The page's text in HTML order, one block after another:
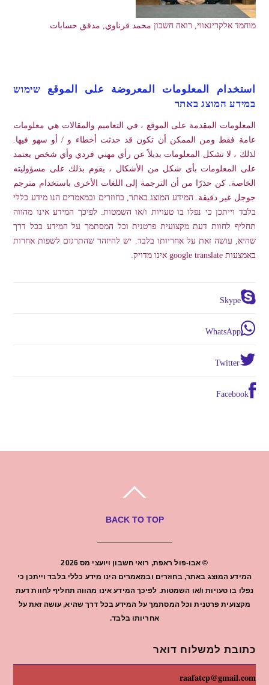
מוחמד אלקרינאווי, רואה חשבון محمد قرناوي, مدقق حسابات
استخدام المعلومات المعروضة على الموقع שימוש
במידע המוצג באתר
المعلومات المقدمة على الموقع ، في التعاميم والمقالات هي معلومات
عامة فقط ومن الممكن أن تكون قد حدثت أخطاء و / أو سهو فيها.
لذلك ، لا تشكل المعلومات بديلاً عن رأي مهني فردي وأي شخص يعتمد
على المعلومات بأي شكل من الأشكال ، يقوم بذلك على مسؤوليته
الخاصة. كن حذرًا من أن الترجمة إلى اللغات الأخرى باستخدام مترجم
جوجل غير دقيقة. המידע המוצג באתר, בחוזרים ובמאמרים הנו מידע כללי
בלבד וייתכן כי נפלו בו טעויות ו/או השמטות. לפיכך המידע אינו מהווה
תחליף לחוות דעת מקצועית פרטנית וכל המסתמך על המידע בכל דרך
שהיא, עושה זאת על אחריותו בלבד. יש להיזהר שהתרגום לשפות אחרות
באמצעות google translate אינו מדויק.
Skype
WhatsApp
Twitter
Facebook
BACK TO TOP
© אבו-פול ראפת, רואי חשבון ויועצי מס2026
המידע המוצג באתר, בחוזרים ובמאמרים הינו מידע כללי בלבד וייתכן כי
נפלו בו טעויות ו/או השמטות. לפיכך המידע אינו מהווה תחליף לחוות דעת
מקצועית פרטנית וכל המסתמך על המידע בכל דרך שהיא, עושה זאת על
אחריותו בלבד.
כתובת למשלוח דואר
raafatcp@gmail.com